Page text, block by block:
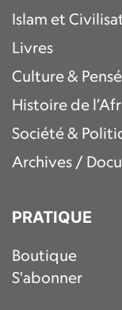
Islam et
Livres
Culture &
Histoire de
Société &
Archives /
PRATIQUE
Boutique
S'abonner